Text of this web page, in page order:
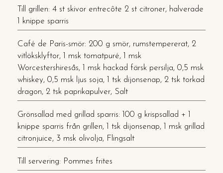
Till grillen: 4 st skivor entrecôte 2 st citroner, halverade
1 knippe sparris
Café de Paris-smör: 200 g smör, rumstempererat, 2
vitlöksklyftor, 1 msk tomatpuré, 1 msk
Worcestershiresås, 1 msk hackad färsk persilja, 0,5 msk
whiskey, 0,5 msk ljus soja, 1 tsk dijonsenap, 2 tsk torkad
dragon, 2 tsk paprikapulver, Salt
Grönsallad med grillad sparris: 100 g krispsallad + 1
knippe sparris från grillen, 1 tsk dijonsenap, 1 msk grillad
citronjuice, 3 msk olivolja, Flingsalt
Till servering: Pommes frites